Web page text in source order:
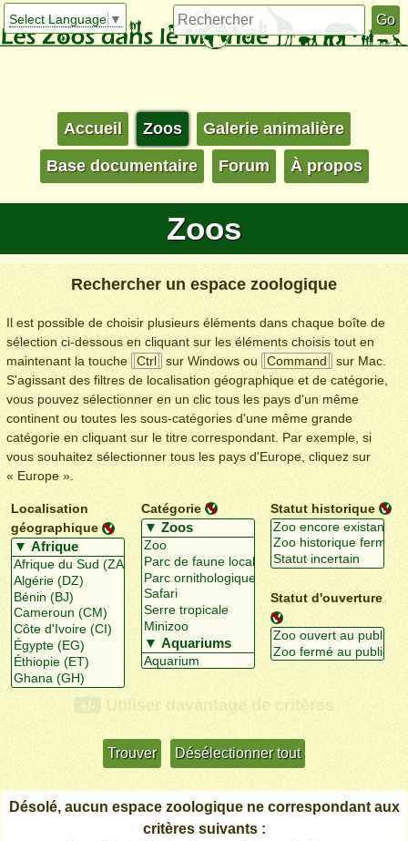
Select Language ▼
Accueil Zoos Galerie animalière
Base documentaire Forum À propos
Zoos
Rechercher un espace zoologique
Il est possible de choisir plusieurs éléments dans chaque boîte de
sélection ci-dessous en cliquant sur les éléments choisis tout en
maintenant la touche
Ctrl sur Windows ou Command
sur Mac.
S'agissant des filtres de localisation géographique et de catégorie,
vous pouvez sélectionner en un clic tous les pays d'un même
continent ou toutes les sous-catégories d'une même grande
catégorie en cliquant sur le titre correspondant. Par exemple, si
vous souhaitez sélectionner tous les pays d'Europe, cliquez sur
« Europe ».
Localisation
géographique
Catégorie Statut historique
Statut d'ouverture
+/- Utiliser davantage de critères
Désolé, aucun espace zoologique ne correspondant aux
critères suivants :